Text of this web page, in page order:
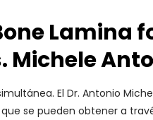
Lamina
Michele
El Dr. Antonio
se pueden obtener a